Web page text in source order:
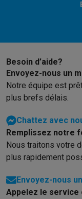
Besoin d’aide?
Envoyez-nous un
Notre équipe est
plus brefs délais.
Chattez avec
Remplissez notre
Nous traitons votre
plus rapidement
Envoyez-nous
Appelez le service